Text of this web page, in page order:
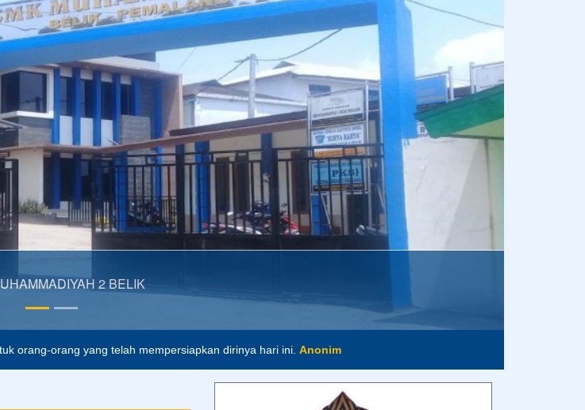
orang-orang yang telah mempersiapkan dirinya hari ini. Anonim